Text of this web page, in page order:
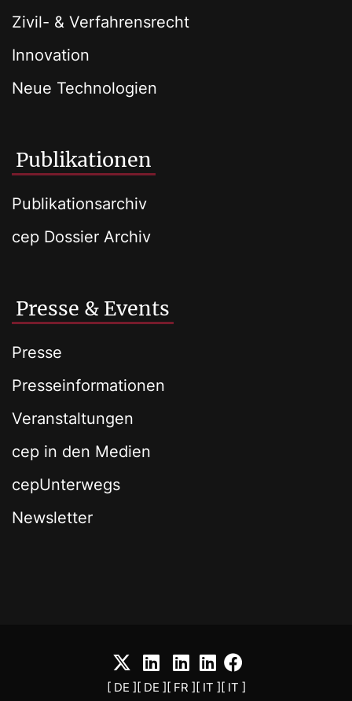
Zivil- & Verfahrensrecht
Innovation
Neue Technologien
Publikationen
Publikationsarchiv
cep Dossier Archiv
Presse & Events
Presse
Presseinformationen
Veranstaltungen
cep in den Medien
cepUnterwegs
Newsletter
[ DE ] [ DE ] [ FR ] [ IT ] [ IT ]